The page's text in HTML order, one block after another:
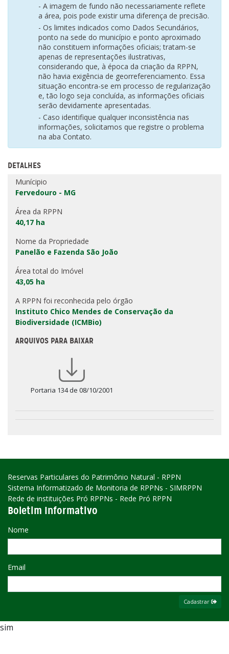
- A imagem de fundo não necessariamente reflete
a área, pois pode existir uma diferença de precisão.
- Os limites indicados como Dados Secundários,
ponto na sede do município e ponto aproximado
não constituem informações oficiais; tratam-se
apenas de representações ilustrativas,
considerando que, à época da criação da RPPN,
não havia exigência de georreferenciamento. Essa
situação encontra-se em processo de regularização
e, tão logo seja concluída, as informações oficiais
serão devidamente apresentadas.
- Caso identifique qualquer inconsistência nas
informações, solicitamos que registre o problema
na aba Contato.
DETALHES
Munícipio
Fervedouro - MG
Área da RPPN
40,17 ha
Nome da Propriedade
Panelão e Fazenda São João
Área total do Imóvel
43,05 ha
A RPPN foi reconhecida pelo órgão
Instituto Chico Mendes de Conservação da
Biodiversidade (ICMBio)
ARQUIVOS PARA BAIXAR
Portaria 134 de 08/10/2001
Reservas Particulares do Patrimônio Natural - RPPN
Sistema Informatizado de Monitoria de RPPNs - SIMRPPN
Rede de instituições Pró RPPNs - Rede Pró RPPN
Boletim Informativo
Nome
Email
Cadastrar
sim